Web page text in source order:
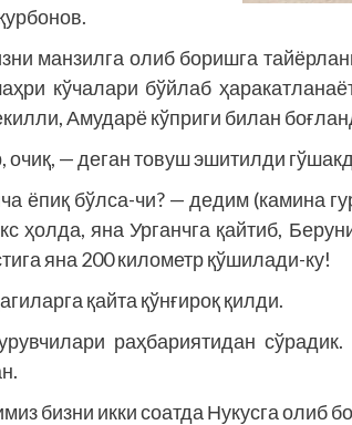
манзилга олиб боришга
кўчалари бўйлаб
Амударё кўприги билан
очиқ, — деган товуш эшитилди
ёпиқ бўлса-чи? — дедим (камина
ҳолда, яна Урганчга қайтиб,
яна 200 километр қўшилади-ку!
қайта қўнғироқ қилди.
раҳбариятидан
бизни икки соатда Нукусга олиб